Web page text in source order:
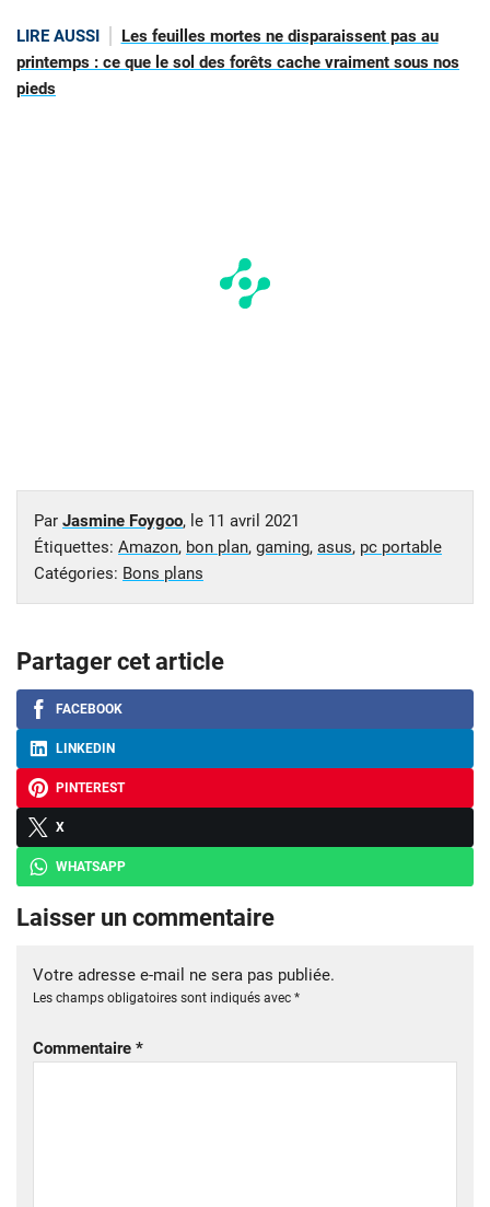
LIRE AUSSI
Les feuilles mortes ne disparaissent pas au
printemps : ce que le sol des forêts cache vraiment sous nos
pieds
Par Jasmine Foygoo, le 11 avril 2021
Étiquettes: Amazon, bon plan, gaming, asus, pc portable
Catégories: Bons plans
Partager cet article
FACEBOOK
LINKEDIN
PINTEREST
X
WHATSAPP
Laisser un commentaire
Votre adresse e-mail ne sera pas publiée.
Les champs obligatoires sont indiqués avec *
Commentaire *